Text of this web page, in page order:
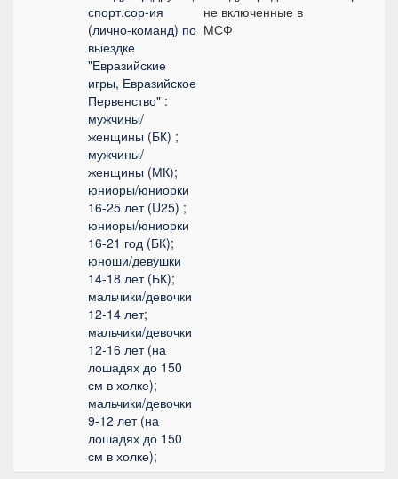
спорт.сор-ия
(лично-команд) по
выездке
"Евразийские
игры, Евразийское
Первенство" :
мужчины/
женщины (БК) ;
мужчины/
женщины (МК);
юниоры/юниорки
16-25 лет (U25) ;
юниоры/юниорки
16-21 год (БК);
юноши/девушки
14-18 лет (БК);
мальчики/девочки
12-14 лет;
мальчики/девочки
12-16 лет (на
лошадях до 150
см в холке);
мальчики/девочки
9-12 лет (на
лошадях до 150
см в холке);
не включенные в
МСФ